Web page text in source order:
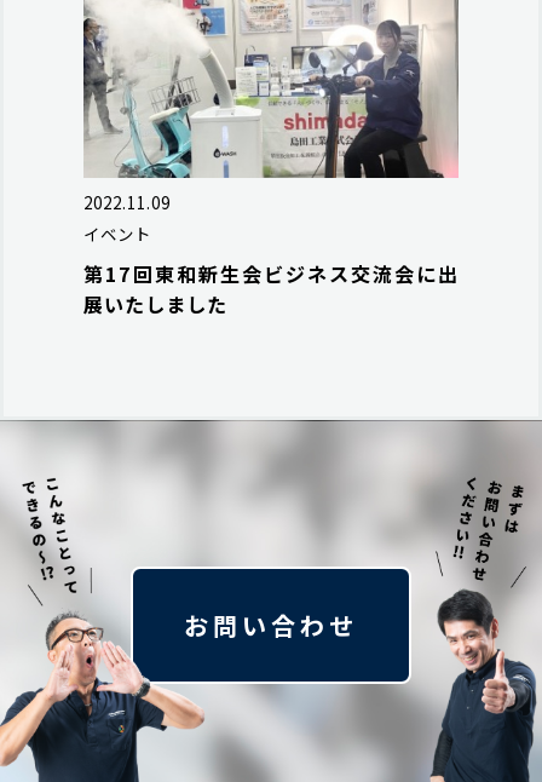
2022.11.09
イベント
第17回東和新生会ビジネス交流会に出
展いたしました
お問い合わせ